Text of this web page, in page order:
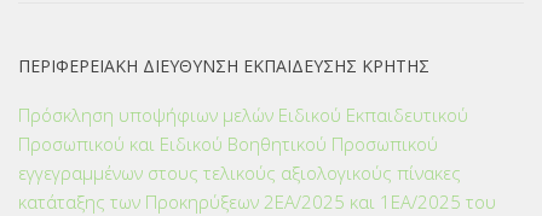
ΠΕΡΙΦΕΡΕΙΑΚΗ ΔΙΕΥΘΥΝΣΗ ΕΚΠΑΙΔΕΥΣΗΣ ΚΡΗΤΗΣ
Πρόσκληση υποψήφιων μελών Ειδικού Εκπαιδευτικού
Προσωπικού και Ειδικού Βοηθητικού Προσωπικού
εγγεγραμμένων στους τελικούς αξιολογικούς πίνακες
κατάταξης των Προκηρύξεων 2ΕΑ/2025 και 1ΕΑ/2025 του